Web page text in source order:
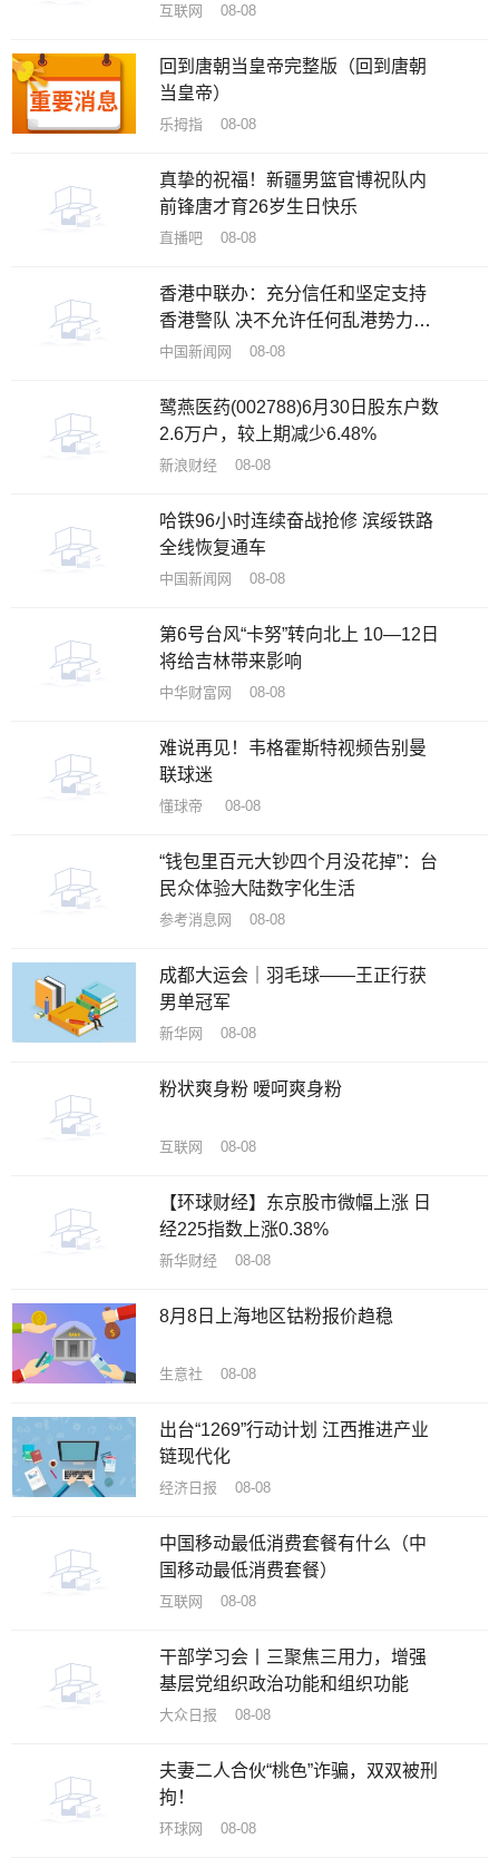
互联网 08-08
回到唐朝当皇帝完整版（回到唐朝
当皇帝）
乐拇指 08-08
真挚的祝福！新疆男篮官博祝队内
前锋唐才育26岁生日快乐
直播吧 08-08
香港中联办：充分信任和坚定支持
香港警队 决不允许任何乱港势力攻
击抹黑
中国新闻网 08-08
鹭燕医药(002788)6月30日股东户数
2.6万户，较上期减少6.48%
新浪财经 08-08
哈铁96小时连续奋战抢修 滨绥铁路
全线恢复通车
中国新闻网 08-08
第6号台风“卡努”转向北上 10—12日
将给吉林带来影响
中华财富网 08-08
难说再见！韦格霍斯特视频告别曼
联球迷
懂球帝 08-08
“钱包里百元大钞四个月没花掉”：台
民众体验大陆数字化生活
参考消息网 08-08
成都大运会｜羽毛球——王正行获
男单冠军
新华网 08-08
粉状爽身粉 嗳呵爽身粉
互联网 08-08
【环球财经】东京股市微幅上涨 日
经225指数上涨0.38%
新华财经 08-08
8月8日上海地区钴粉报价趋稳
生意社 08-08
出台“1269”行动计划 江西推进产业
链现代化
经济日报 08-08
中国移动最低消费套餐有什么（中
国移动最低消费套餐）
互联网 08-08
干部学习会丨三聚焦三用力，增强
基层党组织政治功能和组织功能
大众日报 08-08
夫妻二人合伙“桃色”诈骗，双双被刑
拘！
环球网 08-08